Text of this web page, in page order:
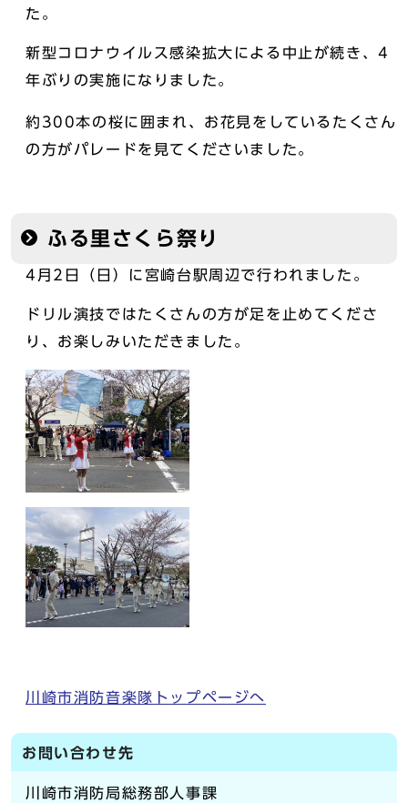
た。
新型コロナウイルス感染拡大による中止が続き、4
年ぶりの実施になりました。
約300本の桜に囲まれ、お花見をしているたくさん
の方がパレードを見てくださいました。
ふる里さくら祭り
4月2日（日）に宮崎台駅周辺で行われました。
ドリル演技ではたくさんの方が足を止めてくださ
り、お楽しみいただきました。
川崎市消防音楽隊トップページへ
お問い合わせ先
川崎市消防局総務部人事課